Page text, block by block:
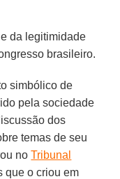
da legitimidade
brasileiro.
simbólico de
pela sociedade
dos
temas de seu
noTribunal
que o criou em